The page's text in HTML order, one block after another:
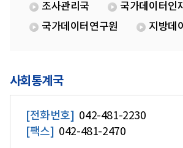
조사관리국
국가데이터인
국가데이터연구원
지방데
사회통계국
[전화번호] 042-481-2230
[팩스] 042-481-2470